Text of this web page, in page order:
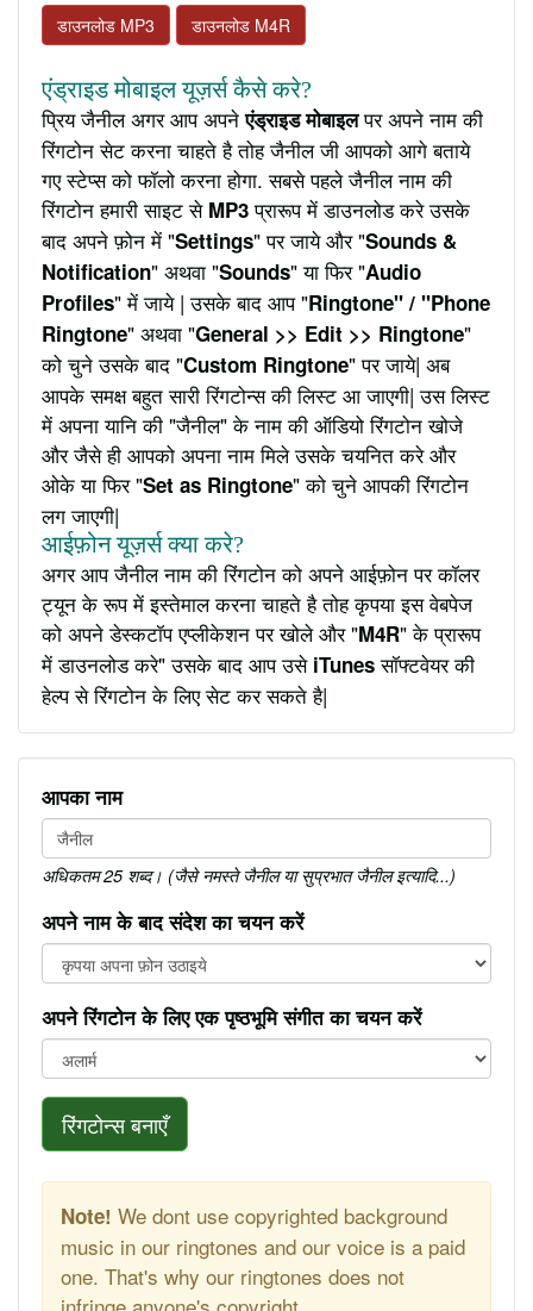
डाउनलोड MP3 डाउनलोड M4R
एंड्राइड मोबाइल यूज़र्स कैसे करे?
प्रिय जैनील अगर आप अपनेएंड्राइड मोबाइलपर अपने नाम की
रिंगटोन सेट करना चाहते है तोह जैनील जी आपको आगे बताये
गए स्टेप्स को फॉलो करना होगा. सबसे पहले जैनील नाम की
रिंगटोन हमारी साइट से MP3प्रारूप में डाउनलोड करे उसके
बाद अपने फ़ोन में "Settings" पर जाये और "Sounds &
Notification" अथवा "Sounds" या फिर "Audio
Profiles" में जाये | उसके बाद आप "Ringtone" / "Phone
Ringtone" अथवा "General >> Edit >> Ringtone"
को चुने उसके बाद "Custom Ringtone" पर जाये| अब
आपके समक्ष बहुत सारी रिंगटोन्स की लिस्ट आ जाएगी| उस लिस्ट
में अपना यानि की "जैनील" के नाम की ऑडियो रिंगटोन खोजे
और जैसे ही आपको अपना नाम मिले उसके चयनित करे और
ओके या फिर "Set as Ringtone" को चुने आपकी रिंगटोन
लग जाएगी|
आईफ़ोन यूज़र्स क्या करे?
अगर आप जैनील नाम की रिंगटोन को अपने आईफ़ोन पर कॉलर
ट्यून के रूप में इस्तेमाल करना चाहते है तोह कृपया इस वेबपेज
को अपने डेस्कटॉप एप्लीकेशन पर खोले और "M4R" के प्रारूप
में डाउनलोड करे" उसके बाद आप उसे iTunesसॉफ्टवेयर की
हेल्प से रिंगटोन के लिए सेट कर सकते है|
आपका नाम
अधिकतम 25 शब्द। (जैसे नमस्ते जैनील या सुप्रभात जैनील इत्यादि...)
अपने नाम के बाद संदेश का चयन करें
अपने रिंगटोन के लिए एक पृष्ठभूमि संगीत का चयन करें
रिंगटोन्स बनाएँ
Note! We dont use copyrighted background
music in our ringtones and our voice is a paid
one. That's why our ringtones does not
infringe anyone's copyright.